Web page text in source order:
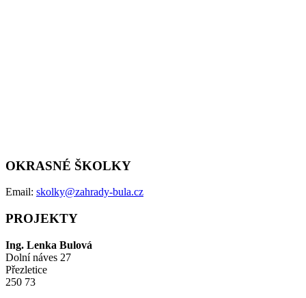
OKRASNÉ ŠKOLKY
Email: skolky@zahrady-bula.cz
PROJEKTY
Ing. Lenka Bulová
Dolní náves 27
Přezletice
250 73